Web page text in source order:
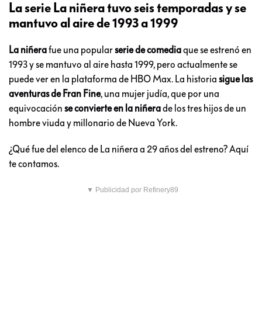
La serie La niñera tuvo seis temporadas y se
mantuvo al aire de 1993 a 1999
La niñerafue una popularserie de comediaque se estrenó en
1993 y se mantuvo al aire hasta 1999, pero actualmente se
puede ver en la plataforma de HBO Max. La historia sigue las
aventuras de Fran Fine, una mujer judía, que por una
equivocación se convierte en la niñerade los tres hijos de un
hombre viuda y millonario de Nueva York.
¿Qué fue del elenco de La niñera a 29 años del estreno? Aquí
te contamos.
▼ Publicidad por Refinery89